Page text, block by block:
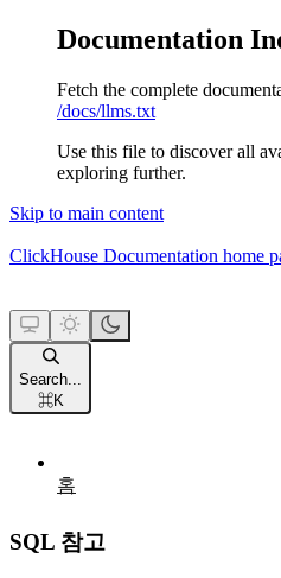
Documentation
Fetch the complete
/docs/llms.txt
Use this file to discover all
exploring further.
Skip to main content
ClickHouse Documentation home
Search...
⌘K
홈
SQL 참고